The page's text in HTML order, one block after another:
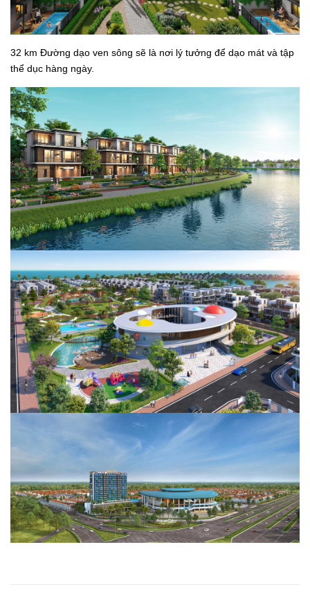
32 km Đường dạo ven sông sẽ là nơi lý tưởng để dạo mát và tập
thể dục hàng ngày.